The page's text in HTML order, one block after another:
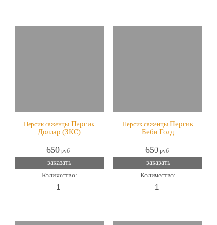
Персик саженцы Персик
Доллар (ЗКС)
650руб
заказать
Количество:
Персик саженцы Персик
Беби Голд
650руб
заказать
Количество: